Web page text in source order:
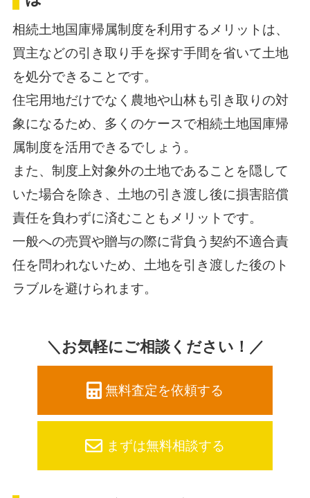
相続土地国庫帰属制度を利用するメリットは、
買主などの引き取り手を探す手間を省いて土地
を処分できることです。
住宅用地だけでなく農地や山林も引き取りの対
象になるため、多くのケースで相続土地国庫帰
属制度を活用できるでしょう。
また、制度上対象外の土地であることを隠して
いた場合を除き、土地の引き渡し後に損害賠償
責任を負わずに済むこともメリットです。
一般への売買や贈与の際に背負う契約不適合責
任を問われないため、土地を引き渡した後のト
ラブルを避けられます。
＼お気軽にご相談ください！／
無料査定を依頼する
まずは無料相談する